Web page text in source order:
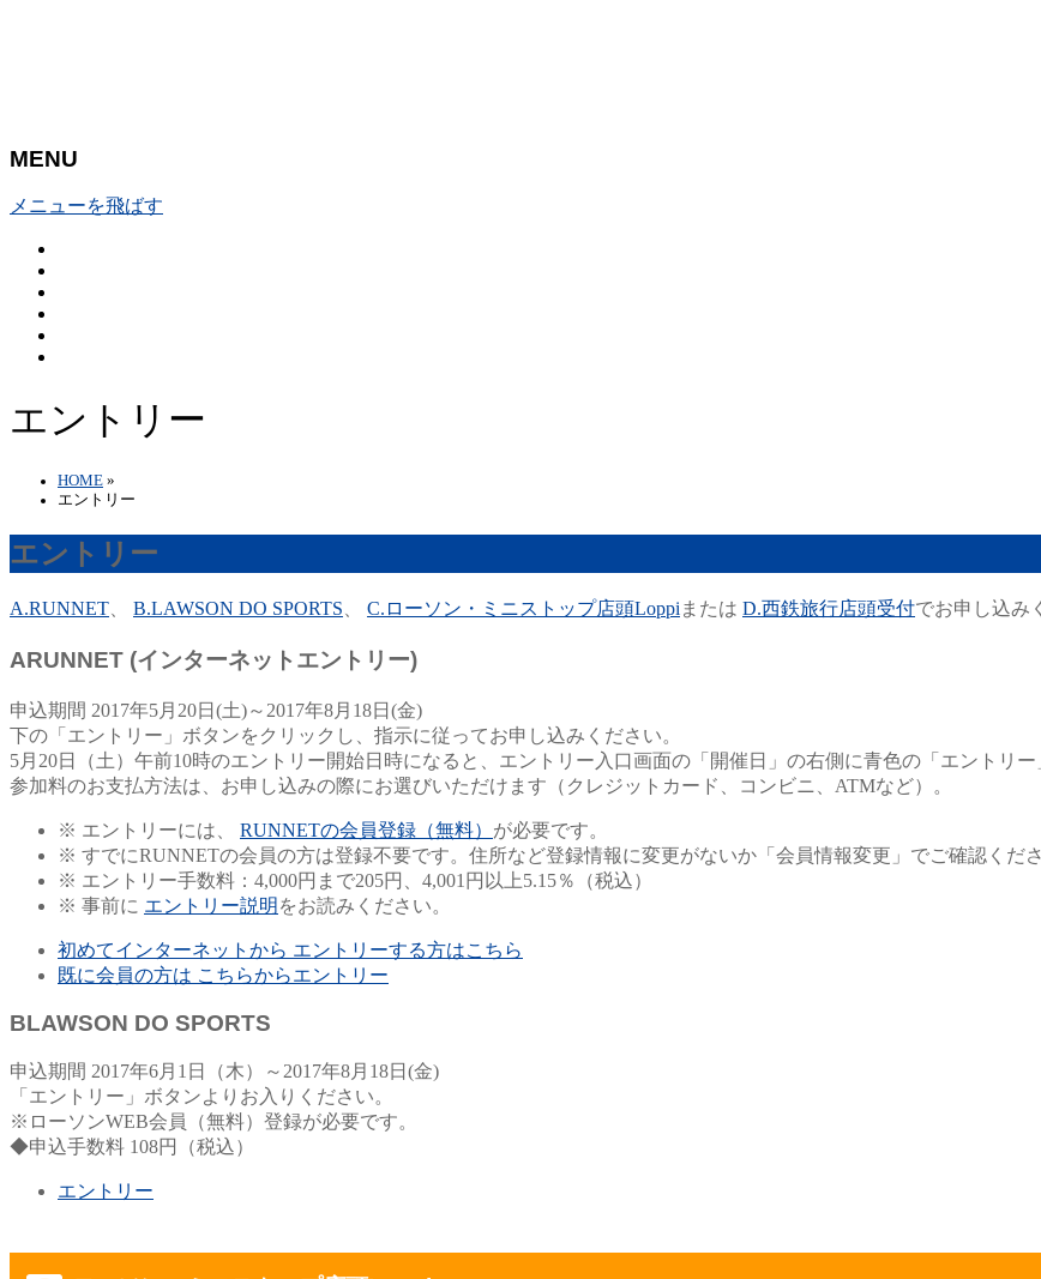
MENU
メニューを飛ばす
エントリー
HOME »
エントリー
エントリー
A.RUNNET B.LAWSON DO SPORTS C.ローソン・ミニストップ店頭Loppi または D.西鉄旅行店頭受付でお申し込み
ARUNNET (インターネットエントリー)
申込期間 2017年5月20日(土)～2017年8月18日(金)
下の「エントリー」ボタンをクリックし、指示に従ってお申し込みください。
5月20日（土）午前10時のエントリー開始日時になると、エントリー入口画面の「開催日」の右側に青色の「エントリ
参加料のお支払方法は、お申し込みの際にお選びいただけます（クレジットカード、コンビニ、ATMなど）。
※ エントリーには、 RUNNETの会員登録（無料） が必要です。
※ すでにRUNNETの会員の方は登録不要です。住所など登録情報に変更がないか「会員情報変更」でご確認くださ
※ エントリー手数料：4,000円まで205円、4,001円以上5.15％（税込）
※ 事前に エントリー説明 をお読みください。
初めてインターネットから エントリーする方はこちら
既に会員の方は こちらからエントリー
BLAWSON DO SPORTS
申込期間 2017年6月1日（木）～2017年8月18日(金)
「エントリー」ボタンよりお入りください。
※ローソンWEB会員（無料）登録が必要です。
◆申込手数料 108円（税込）
エントリー